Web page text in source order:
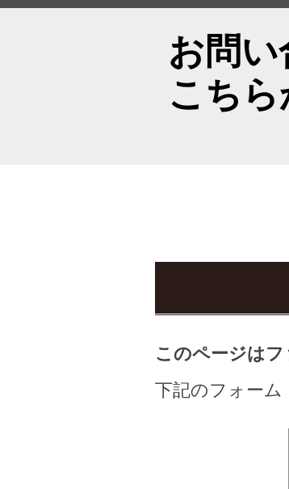
お問
こちら
このページは
下記のフォーム